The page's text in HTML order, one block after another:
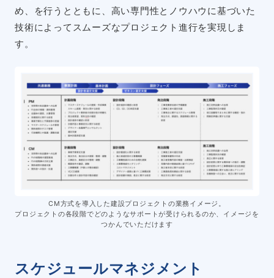
め、を行うとともに、高い専門性とノウハウに基づいた
技術によってスムーズなプロジェクト進行を実現しま
す。
CM方式を導入した建設プロジェクトの業務イメージ。
プロジェクトの各段階でどのようなサポートが受けられるのか、イメージを
つかんでいただけます
スケジュールマネジメント